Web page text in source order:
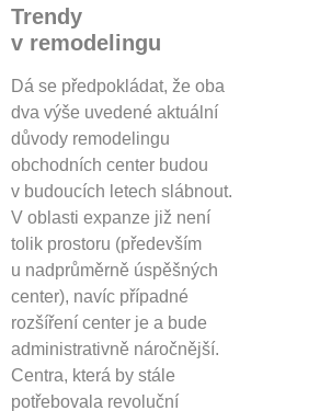
Trendy
v remodelingu
Dá se předpokládat, že oba
dva výše uvedené aktuální
důvody remodelingu
obchodních center budou
v budoucích letech slábnout.
V oblasti expanze již není
tolik prostoru (především
u nadprůměrně úspěšných
center), navíc případné
rozšíření center je a bude
administrativně náročnější.
Centra, která by stále
potřebovala revoluční